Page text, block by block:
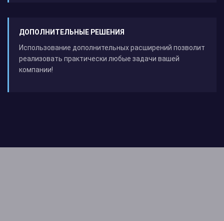
ДОПОЛНИТЕЛЬНЫЕ РЕШЕНИЯ
Использование дополнительных расширений позволит
реализовать практически любые задачи вашей
компании!